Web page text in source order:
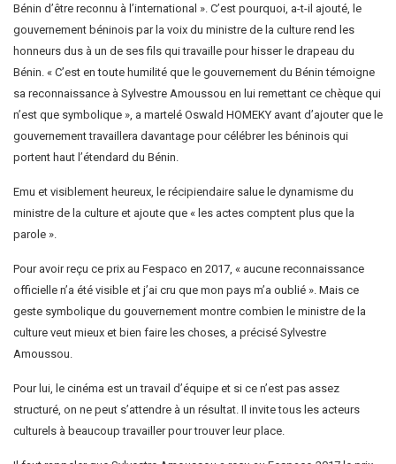
Bénin d’être reconnu à l’international ». C’est pourquoi, a-t-il ajouté, le
gouvernement béninois par la voix du ministre de la culture rend les
honneurs dus à un de ses fils qui travaille pour hisser le drapeau du
Bénin. « C’est en toute humilité que le gouvernement du Bénin témoigne
sa reconnaissance à Sylvestre Amoussou en lui remettant ce chèque qui
n’est que symbolique », a martelé Oswald HOMEKY avant d’ajouter que le
gouvernement travaillera davantage pour célébrer les béninois qui
portent haut l’étendard du Bénin.
Emu et visiblement heureux, le récipiendaire salue le dynamisme du
ministre de la culture et ajoute que « les actes comptent plus que la
parole ».
Pour avoir reçu ce prix au Fespaco en 2017, « aucune reconnaissance
officielle n’a été visible et j’ai cru que mon pays m’a oublié ». Mais ce
geste symbolique du gouvernement montre combien le ministre de la
culture veut mieux et bien faire les choses, a précisé Sylvestre
Amoussou.
Pour lui, le cinéma est un travail d’équipe et si ce n’est pas assez
structuré, on ne peut s’attendre à un résultat. Il invite tous les acteurs
culturels à beaucoup travailler pour trouver leur place.